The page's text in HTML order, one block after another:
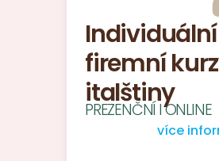
firemní
italštiny
PREZENČNÍ I ONLINE
více